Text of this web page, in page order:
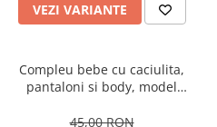
VEZI VARIANTE
Compleu bebe cu caciulita,
pantaloni si body, model
45,00 RON